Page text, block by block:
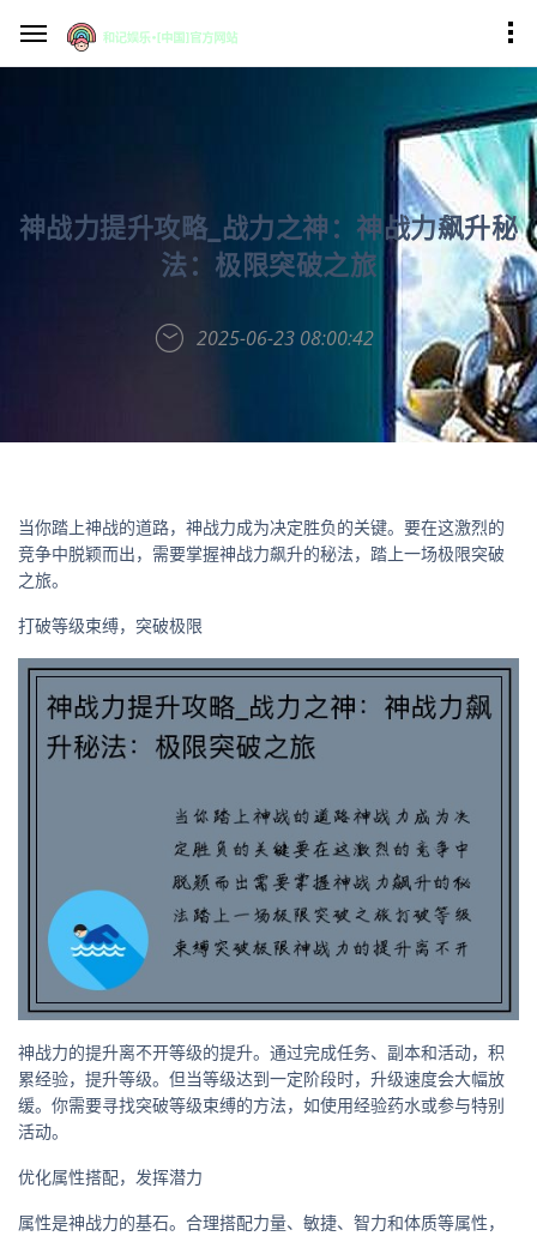
神战力提升攻略_战力之神：神战力飙升秘
法：极限突破之旅
2025-06-23 08:00:42
当你踏上神战的道路，神战力成为决定胜负的关键。要在这激烈的
竞争中脱颖而出，需要掌握神战力飙升的秘法，踏上一场极限突破
之旅。
打破等级束缚，突破极限
神战力的提升离不开等级的提升。通过完成任务、副本和活动，积
累经验，提升等级。但当等级达到一定阶段时，升级速度会大幅放
缓。你需要寻找突破等级束缚的方法，如使用经验药水或参与特别
活动。
优化属性搭配，发挥潜力
属性是神战力的基石。合理搭配力量、敏捷、智力和体质等属性，